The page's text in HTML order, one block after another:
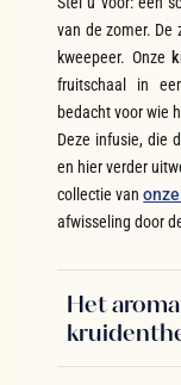
van de zomer. De
kweepeer. Onze
fruitschaal in
bedacht voor wie
Deze infusie, die
en hier verder
collectie van
afwisseling door
Het